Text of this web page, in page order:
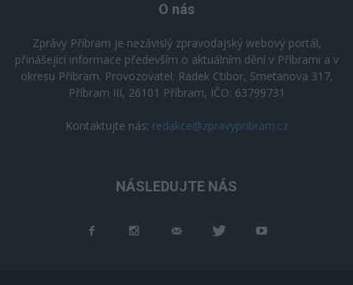
O nás
Zprávy Příbram je nezávislý zpravodajský webový portál,
přinášející informace především o aktuálním dění v Příbrami a v
okresu Příbram. Provozovatel: Radek Ctibor, Smetanova 317,
Příbram III, 26101 Příbram, IČO: 63799731
Kontaktujte nás: redakce@zpravypribram.cz
NÁSLEDUJTE NÁS